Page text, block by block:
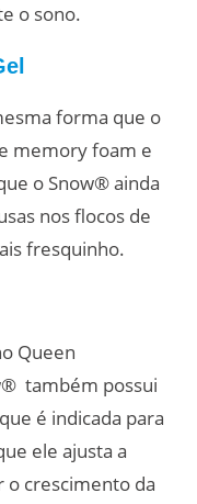
o sono.
forma que o
memory foam e
o Snow® ainda
nos flocos de
fresquinho.
Queen
® também possui
é indicada para
ele ajusta a
crescimento da